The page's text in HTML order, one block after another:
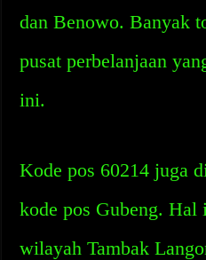
dan Benowo. Banyak
pusat perbelanjaan
ini.
Kode pos 60214 juga
kode pos Gubeng. Hal
wilayah Tambak